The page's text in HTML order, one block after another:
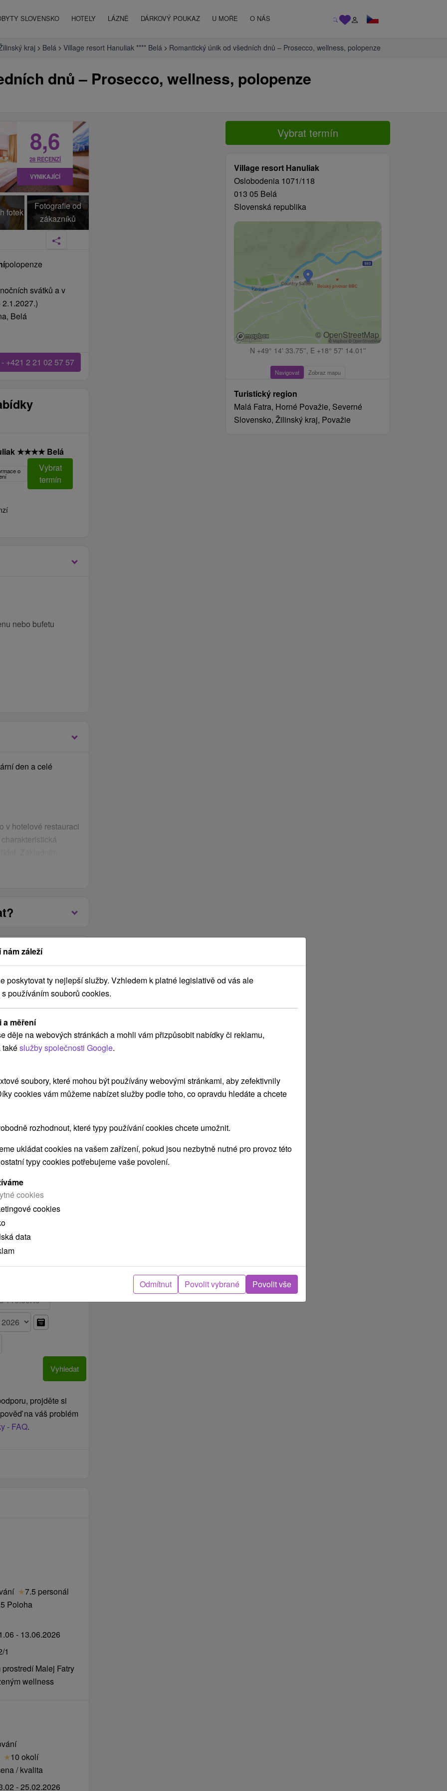
SLOVENSKO HOTELY LÁZNĚ DÁRKOVÝ POUKAZ U MOŘE O NÁS
kraj Belá Village resort Hanuliak **** Belá Romantický únik od všedních dnů – Prosecco, wellness, polopenze
dnů – Prosecco, wellness, polopenze
Vybrat termín
Village resort Hanuliak
Oslobodenia 1071/118
013 05 Belá
Slovenská republika
© OpenStreetMap
N +49° 14' 33.75'', E +18° 57' 14.01''
Navigovat Zobraz mapu
Turistický region
Malá Fatra, Horné Považie, Severné
Slovensko, Žilinský kraj, Považie
fotek
Fotografie od
zákazníků
8,6
28 RECENZÍ
VYNIKAJÍCÍ
polopenze
svátků a v
Belá
+421 2 21 02 57 57
★★★★ Belá
o
Vybrat
termín
nebo bufetu
pobytu zdarma
den a celé
v hotelové restauraci
bio suroviny a
sezónní a domácí
Jan
2027 2027 2027 2027 2027
Kč
Vybrat termín
»
Vyhledat
projděte si
na váš problém
- FAQ.
★7.5 personál
Poloha
- 13.06.2026
1
Malej Fatry
wellness
★10 okolí
/ kvalita
- 25.02.2026
záleží
poskytovat ty nejlepší služby. Vzhledem k platné legislativě od vás ale
používáním souborů cookies.
a měření
děje na webových stránkách a mohli vám přizpůsobit nabídky či reklamu,
takéslužby společnosti Google.
soubory, které mohou být používány webovými stránkami, aby zefektivnily
cookies vám můžeme nabízet služby podle toho, co opravdu hledáte a chcete
rozhodnout, které typy používání cookies chcete umožnit.
ukládat cookies na vašem zařízení, pokud jsou nezbytně nutné pro provoz této
typy cookies potřebujeme vaše povolení.
cookies
cookies
data
Odmítnut Povolit vybrané Povolit vše